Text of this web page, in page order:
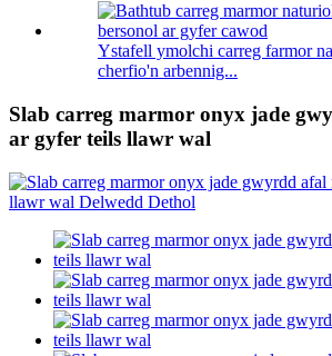
Ystafell ymolchi carreg farmor
cherfio'n arbennig...
Slab carreg marmor onyx jade
ar gyfer teils llawr wal